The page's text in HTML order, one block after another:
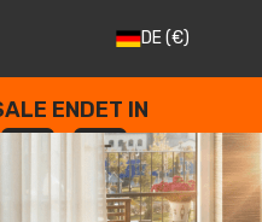
DE(€)
ENDET IN
--
SEKUNDEN